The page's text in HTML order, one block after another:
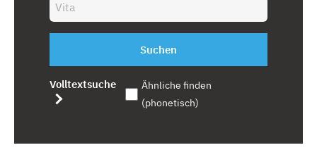
Suchen
Volltextsuche
Ähnliche finden
(phonetisch)